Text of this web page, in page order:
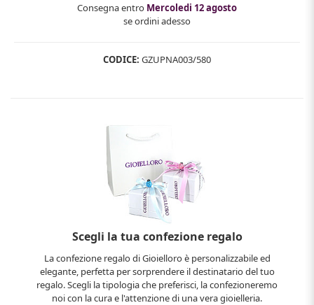
Consegna entro Mercoledi 12 agosto
se ordini adesso
CODICE: GZUPNA003/580
Scegli la tua confezione regalo
La confezione regalo di Gioielloro è personalizzabile ed
elegante, perfetta per sorprendere il destinatario del tuo
regalo. Scegli la tipologia che preferisci, la confezioneremo
noi con la cura e l'attenzione di una vera gioielleria.